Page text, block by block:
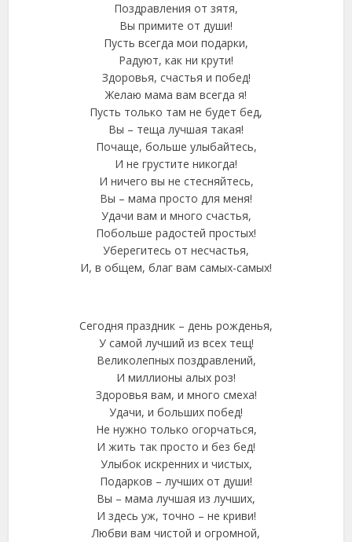
Поздравления от зятя,
Вы примите от души!
Пусть всегда мои подарки,
Радуют, как ни крути!
Здоровья, счастья и побед!
Желаю мама вам всегда я!
Пусть только там не будет бед,
Вы – теща лучшая такая!
Почаще, больше улыбайтесь,
И не грустите никогда!
И ничего вы не стесняйтесь,
Вы – мама просто для меня!
Удачи вам и много счастья,
Побольше радостей простых!
Уберегитесь от несчастья,
И, в общем, благ вам самых-самых!
Сегодня праздник – день рожденья,
У самой лучший из всех тещ!
Великолепных поздравлений,
И миллионы алых роз!
Здоровья вам, и много смеха!
Удачи, и больших побед!
Не нужно только огорчаться,
И жить так просто и без бед!
Улыбок искренних и чистых,
Подарков – лучших от души!
Вы – мама лучшая из лучших,
И здесь уж, точно – не криви!
Любви вам чистой и огромной,